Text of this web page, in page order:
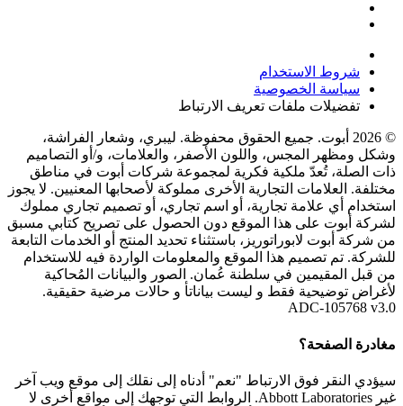
شروط الاستخدام
سياسة الخصوصية
تفضيلات ملفات تعريف الارتباط
© 2026 أبوت. جميع الحقوق محفوظة. ليبري، وشعار الفراشة،
وشكل ومظهر المجس، واللون الأصفر، والعلامات، و/أو التصاميم
ذات الصلة، تُعدّ ملكية فكرية لمجموعة شركات أبوت في مناطق
مختلفة. العلامات التجارية الأخرى مملوكة لأصحابها المعنيين. لا يجوز
استخدام أي علامة تجارية، أو اسم تجاري، أو تصميم تجاري مملوك
لشركة أبوت على هذا الموقع دون الحصول على تصريح كتابي مسبق
من شركة أبوت لابوراتوريز، باستثناء تحديد المنتج أو الخدمات التابعة
للشركة. تم تصميم هذا الموقع والمعلومات الواردة فيه للاستخدام
من قبل المقيمين في سلطنة عُمان. الصور والبيانات المُحاكية
لأغراض توضيحية فقط و ليست بياناتأ و حالات مرضية حقيقية.
ADC-105768 v3.0
مغادرة الصفحة؟
سيؤدي النقر فوق الارتباط "نعم" أدناه إلى نقلك إلى موقع ويب آخر
غير Abbott Laboratories. الروابط التي توجهك إلى مواقع أخرى لا